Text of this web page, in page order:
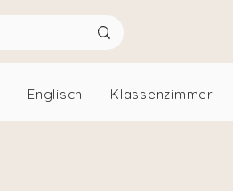
Englisch Klassenzimmer